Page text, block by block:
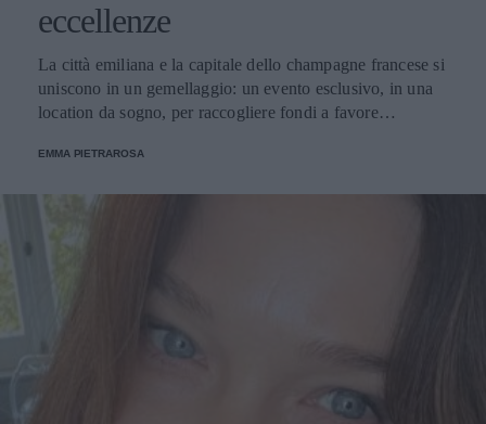
eccellenze
La città emiliana e la capitale dello champagne francese si
uniscono in un gemellaggio: un evento esclusivo, in una
location da sogno, per raccogliere fondi a favore
EMMA PIETRAROSA